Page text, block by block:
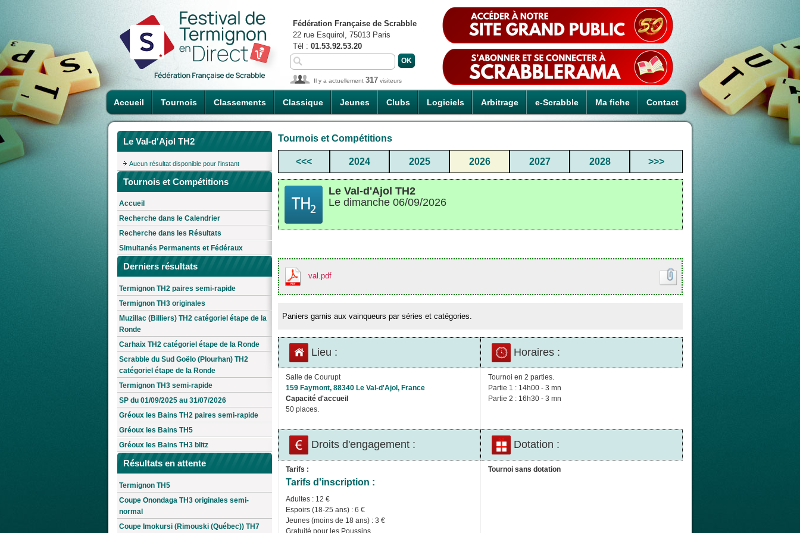
Accueil Tournois Classements Classique Jeunes Clubs Logiciels Arbitrage e-Scrabble Ma fiche Contact
Fédération Française de Scrabble
22 rue Esquirol, 75013 Paris
Tél : 01.53.92.53.20
Il y a actuellement 317 visiteurs
Le Val-d'Ajol TH2
Aucun résultat disponible pour l'instant
Tournois et Compétitions
Accueil
Recherche dans le Calendrier
Recherche dans les Résultats
Simultanés Permanents et Fédéraux
Derniers résultats
Termignon TH2 paires semi-rapide
Termignon TH3 originales
Muzillac (Billiers) TH2 catégoriel étape de la
Ronde
Carhaix TH2 catégoriel étape de la Ronde
Scrabble du Sud Goëlo (Plourhan) TH2
catégoriel étape de la Ronde
Termignon TH3 semi-rapide
SP du 01/09/2025 au 31/07/2026
Gréoux les Bains TH2 paires semi-rapide
Gréoux les Bains TH5
Gréoux les Bains TH3 blitz
Résultats en attente
Termignon TH5
Coupe Onondaga TH3 originales semi-
normal
Coupe Imokursi (Rimouski (Québec)) TH7
Tournois et Compétitions
<<< 2024 2025 2026 2027 2028 >>>
Le Val-d'Ajol TH2
Le dimanche 06/09/2026
val.pdf
Paniers garnis aux vainqueurs par séries et catégories.
Lieu : Horaires :
Salle de Courupt
159 Faymont, 88340 Le Val-d'Ajol, France
Capacité d'accueil
50 places.
Tournoi en 2 parties.
Partie 1 : 14h00 - 3 mn
Partie 2 : 16h30 - 3 mn
Droits d'engagement : Dotation :
Tarifs :
Tarifs d'inscription :
Adultes : 12 €
Espoirs (18-25 ans) : 6 €
Jeunes (moins de 18 ans) : 3 €
Gratuité pour les Poussins
Tournoi sans dotation